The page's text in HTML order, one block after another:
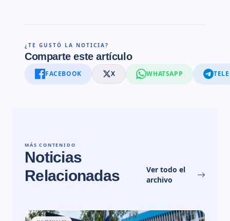
¿TE GUSTÓ LA NOTICIA?
Comparte este artículo
FACEBOOK X WHATSAPP
MÁS CONTENIDO
Noticias
Relacionadas
Ver todo el
archivo